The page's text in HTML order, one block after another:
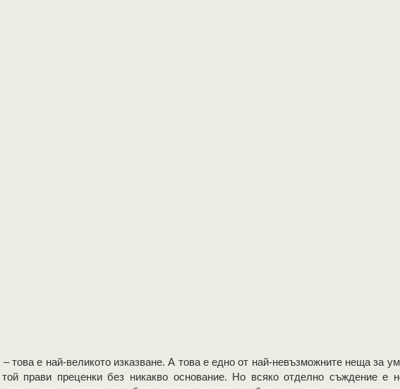
– това е най-великото изказване. А това е едно от най-невъзможните неща за
прави преценки без никакво основание. Но всяко отделно съждение е